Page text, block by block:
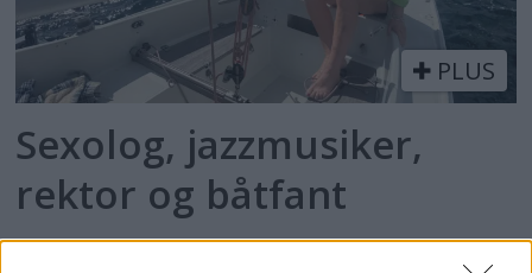
PLUS
Sexolog, jazzmusiker,
rektor og båtfant